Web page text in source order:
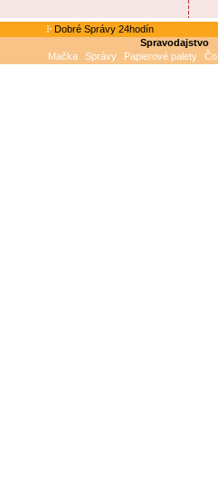
Dobré Správy 24hodín
Spravodajstvo
Mačka
Správy Papierové palety